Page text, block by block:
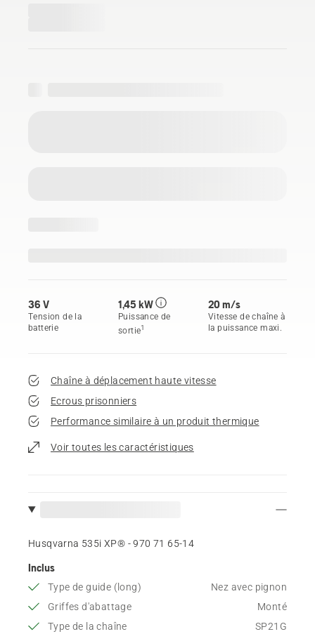
36 V
Tension de la
batterie
1,45 kW
Puissance de
sortie1
20 m/s
Vitesse de chaîne à
la puissance maxi.
Chaîne à déplacement haute vitesse
Ecrous prisonniers
Performance similaire à un produit thermique
Voir toutes les caractéristiques
Husqvarna 535i XP® - 970 71 65‑14
Inclus
Type de guide (long)
Nez avec pignon
Griffes d'abattage
Monté
Type de la chaîne
SP21G